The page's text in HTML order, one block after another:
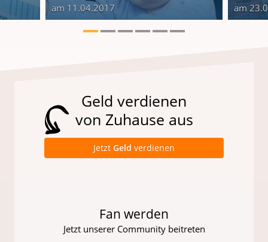
am 11.04.2017 am
Geld verdienen
von Zuhause aus
Jetzt Geld verdienen
Fan werden
Jetzt unserer Community beitreten